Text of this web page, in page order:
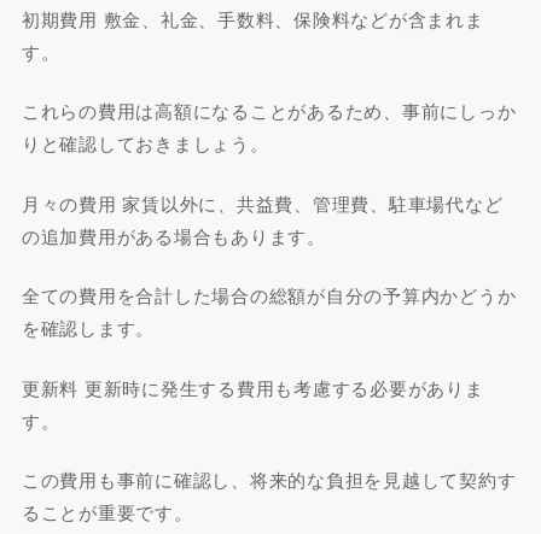
初期費用 敷金、礼金、手数料、保険料などが含まれま
す。
これらの費用は高額になることがあるため、事前にしっか
りと確認しておきましょう。
月々の費用 家賃以外に、共益費、管理費、駐車場代など
の追加費用がある場合もあります。
全ての費用を合計した場合の総額が自分の予算内かどうか
を確認します。
更新料 更新時に発生する費用も考慮する必要がありま
す。
この費用も事前に確認し、将来的な負担を見越して契約す
ることが重要です。